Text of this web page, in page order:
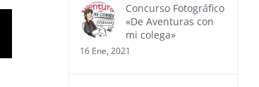
Concurso Fotográfico
«De Aventuras con
mi colega»
16 Ene, 2021